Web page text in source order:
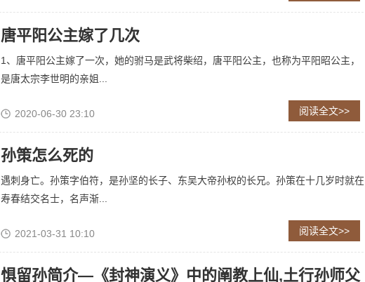
唐平阳公主嫁了几次
1、唐平阳公主嫁了一次，她的驸马是武将柴绍，唐平阳公主，也称为平阳昭公主，
是唐太宗李世明的亲姐...
2020-06-30 23:10 阅读全文>>
孙策怎么死的
遇刺身亡。孙策字伯符，是孙坚的长子、东吴大帝孙权的长兄。孙策在十几岁时就在
寿春结交名士，名声渐...
2021-03-31 10:10 阅读全文>>
惧留孙简介—《封神演义》中的阐教上仙,土行孙师父